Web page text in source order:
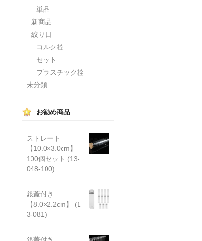
単品
新商品
絞り口
コルク栓
セット
プラスチック栓
未分類
お勧め商品
ストレート
【10.0×3.0cm】
100個セット (13-
048-100)
銀蓋付き
【8.0×2.2cm】 (1
3-081)